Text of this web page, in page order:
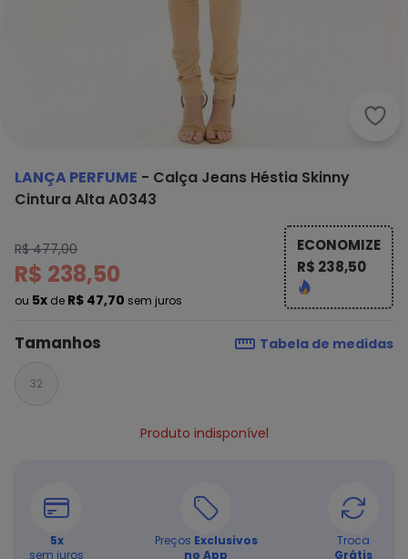
LANÇA PERFUME - Calça Jeans Héstia Skinny
Cintura Alta A0343
R$ 477,00
R$ 238,50
ou 5x de R$ 47,70 sem juros
ECONOMIZE
R$ 238,50
Tamanhos Tabela de medidas
32
Produto indisponível
5x
sem juros
Preços Exclusivos
no App
Troca
Grátis